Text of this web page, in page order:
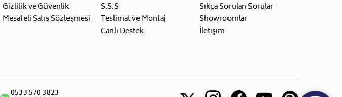
Gizlilik ve Güvenlik
Mesafeli Satış Sözleşmesi
S.S.S
Teslimat ve Montaj
Canlı Destek
Sıkça Sorulan Sorular
Showroomlar
İletişim
0533 570 3823